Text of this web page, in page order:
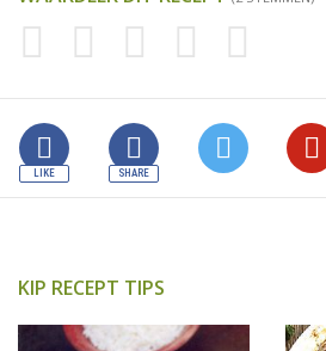
KIP RECEPT TIPS